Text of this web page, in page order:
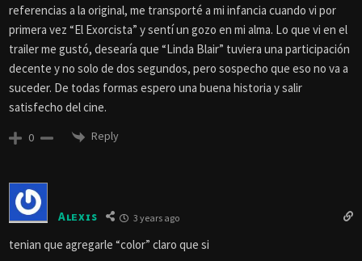
referencias a la original, me transporté a mi infancia cuando vi por
primera vez “El Exorcista” y sentí un gozo en mi alma. Lo que vi en el
trailer me gustó, desearía que “Linda Blair” tuviera una participación
decente y no solo de dos segundos, pero sospecho que eso no va a
suceder. De todas formas espero una buena historia y salir
satisfecho del cine.
0 Reply
Aʟᴇxɪs 3 years ago
tenian que agregarle “color” claro que si